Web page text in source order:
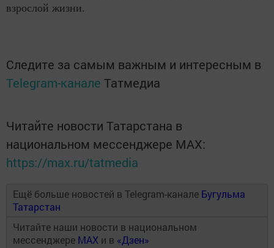
взрослой жизни.
Следите за самым важным и интересным в
Telegram-канале Татмедиа
Читайте новости Татарстана в
национальном мессенджере MАХ:
https://max.ru/tatmedia
Ещё больше новостей в Telegram-канале Бугульма
Татарстан
Читайте наши новости в национальном
мессенджере MAX и в «Дзен»